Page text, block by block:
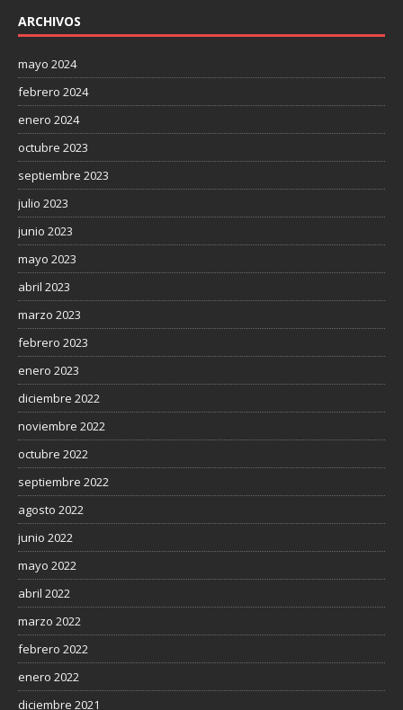
ARCHIVOS
mayo 2024
febrero 2024
enero 2024
octubre 2023
septiembre 2023
julio 2023
junio 2023
mayo 2023
abril 2023
marzo 2023
febrero 2023
enero 2023
diciembre 2022
noviembre 2022
octubre 2022
septiembre 2022
agosto 2022
junio 2022
mayo 2022
abril 2022
marzo 2022
febrero 2022
enero 2022
diciembre 2021